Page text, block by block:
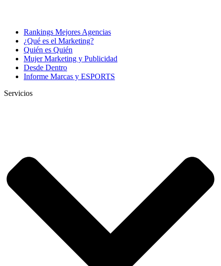
Rankings Mejores Agencias
¿Qué es el Marketing?
Quién es Quién
Mujer Marketing y Publicidad
Desde Dentro
Informe Marcas y ESPORTS
Servicios